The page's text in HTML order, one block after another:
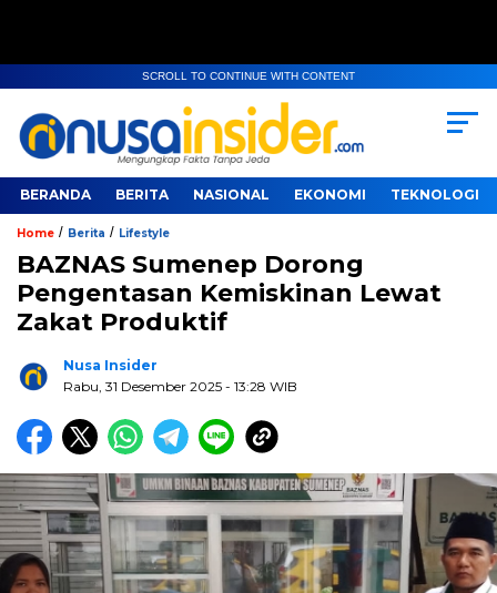
SCROLL TO CONTINUE WITH CONTENT
BERANDA BERITA NASIONAL EKONOMI TEKNOLOGI
Home / Berita / Lifestyle
BAZNAS Sumenep Dorong
Pengentasan Kemiskinan Lewat
Zakat Produktif
Nusa Insider
Rabu, 31 Desember 2025 - 13:28 WIB